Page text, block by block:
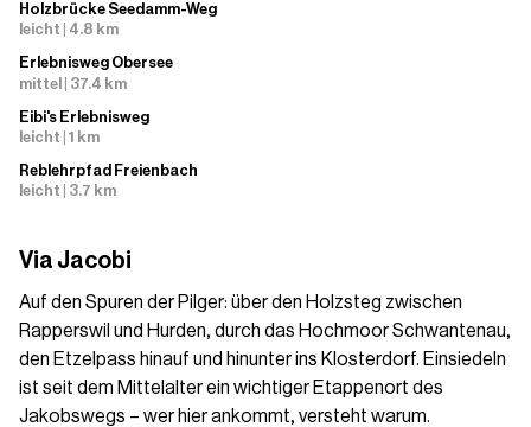
Holzbrücke Seedamm-Weg
leicht | 4.8 km
Erlebnisweg Obersee
mittel | 37.4 km
Eibi's Erlebnisweg
leicht | 1 km
Reblehrpfad Freienbach
leicht | 3.7 km
Via Jacobi
Auf den Spuren der Pilger: über den Holzsteg zwischen
Rapperswil und Hurden, durch das Hochmoor Schwantenau,
den Etzelpass hinauf und hinunter ins Klosterdorf. Einsiedeln
ist seit dem Mittelalter ein wichtiger Etappenort des
Jakobswegs – wer hier ankommt, versteht warum.